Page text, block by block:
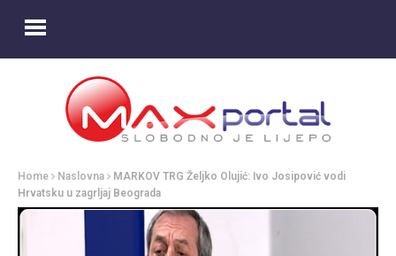
Home Naslovna
MARKOV TRG Željko Olujić: Ivo Josipović vodi
Hrvatsku u zagrljaj Beograda